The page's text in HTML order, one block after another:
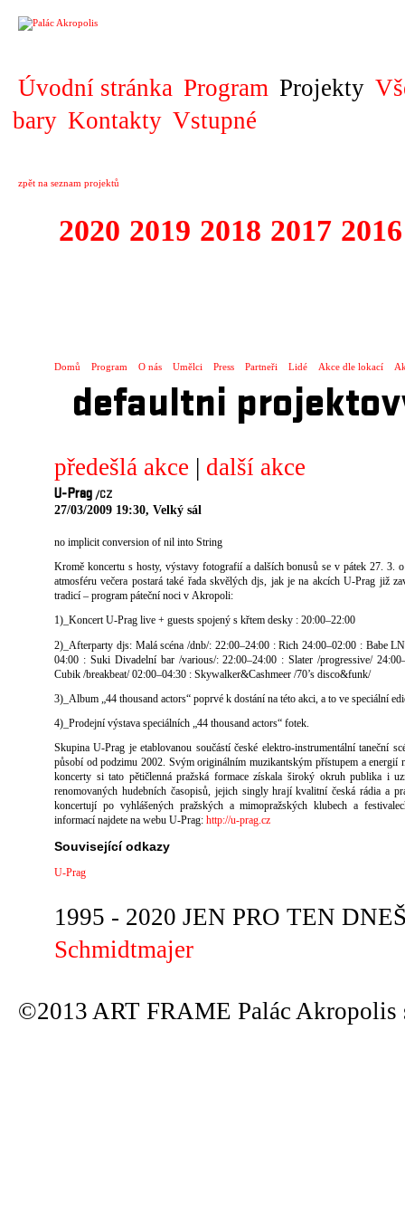
Úvodní stránka Program Projekty
bary Kontakty Vstupné
zpět na seznam projektů
2020 2019 2018 2017 2016
Domů Program O nás Umělci Press Partneři Lidé Akce dle lokací
defaultni
předešlá akce | další akce
U-Prag /CZ
27/03/2009 19:30, Velký sál
no implicit conversion of nil into String
Kromě koncertu s hosty, výstavy fotografií a dalších bonusů se v pátek 27. 3.
atmosféru večera postará také řada skvělých djs, jak je na akcích U-Prag již
tradicí – program páteční noci v Akropoli:
1)_Koncert U-Prag live + guests spojený s křtem desky : 20:00–22:00
2)_Afterparty djs: Malá scéna /dnb/: 22:00–24:00 : Rich 24:00–02:00 : Babe
04:00 : Suki Divadelní bar /various/: 22:00–24:00 : Slater /progressive/
Cubik /breakbeat/ 02:00–04:30 : Skywalker&Cashmeer /70’s disco&funk/
3)_Album „44 thousand actors“ poprvé k dostání na této akci, a to ve speciální
4)_Prodejní výstava speciálních „44 thousand actors“ fotek.
Skupina U-Prag je etablovanou součástí české elektro-instrumentální taneční
působí od podzimu 2002. Svým originálním muzikantským přístupem a energií
koncerty si tato pětičlenná pražská formace získala široký okruh publika i
renomovaných hudebních časopisů, jejich singly hrají kvalitní česká rádia a
koncertují po vyhlášených pražských a mimopražských klubech a
informací najdete na webu U-Prag: http://u-prag.cz
Související odkazy
U-Prag
1995 - 2020 JEN PRO TEN
Schmidtmajer
©2013 ART FRAME Palác Akropolis